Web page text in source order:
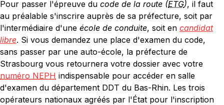
Pour passer l'épreuve du code de la route (ETG), il faut
au préalable s'inscrire auprès de sa préfecture, soit par
l'intermédiaire d'une école de conduite, soit en candidat
libre. Si vous demandez une place d'examen du code,
sans passer par une auto-école, la préfecture de
Strasbourg vous retournera votre dossier avec votre
numéro NEPH indispensable pour accéder en salle
d'examen du département DDT du Bas-Rhin. Les trois
opérateurs nationaux agréés par l'État pour l'inscription